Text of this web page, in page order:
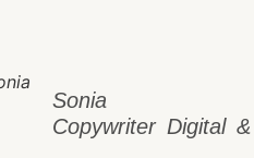
Sonia
Copywriter Digital